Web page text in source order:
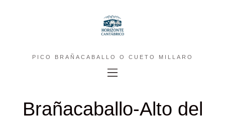
PICO BRAÑACABALLO O CUETO MILLARO
Brañacaballo-Alto del